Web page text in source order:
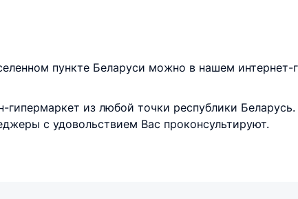
пункте Беларуси можно в нашем интернет-
из любой точки республики
с удовольствием Вас проконсультируют.